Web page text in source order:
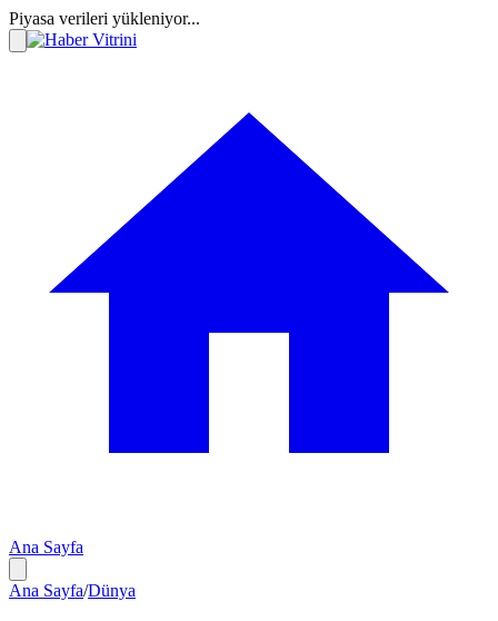
Piyasa verileri yükleniyor...
Ana Sayfa
Ana Sayfa/Dünya